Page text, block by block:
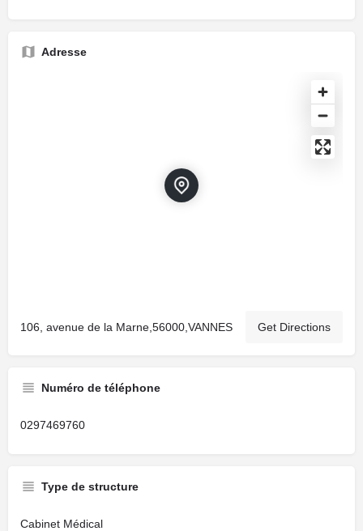
Adresse
106, avenue de la Marne,56000,VANNES Get Directions
Numéro de téléphone
0297469760
Type de structure
Cabinet Médical